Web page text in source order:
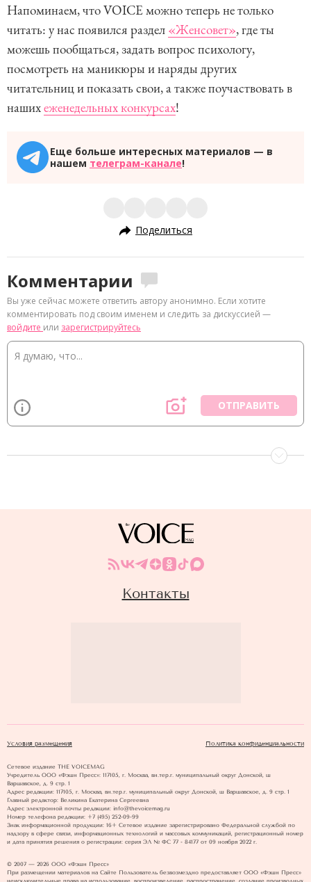
Напоминаем, что VOICE можно теперь не только
читать: у нас появился раздел «Женсовет», где ты
можешь пообщаться, задать вопрос психологу,
посмотреть на маникюры и наряды других
читательниц и показать свои, а также поучаствовать в
нашихеженедельных конкурсах!
Еще больше интересных материалов — в
нашем телеграм-канале!
Поделиться
Комментарии
Вы уже сейчас можете ответить автору анонимно. Если хотите
комментировать под своим именем и следить за дискуссией —
войдите или зарегистрируйтесь
ОТПРАВИТЬ
Контакты
Условия размещения Политика конфиденциальности
Сетевое издание THE VOICEMAG
Учредитель ООО «Фэшн Пресс»: 117105, г. Москва, вн.тер.г. муниципальный округ Донской, ш
Варшавское, д. 9 стр. 1
Адрес редакции: 117105, г. Москва, вн.тер.г. муниципальный округ Донской, ш Варшавское, д. 9 стр. 1
Главный редактор: Великина Екатерина Сергеевна
Адрес электронной почты редакции: info@thevoicemag.ru
Номер телефона редакции: +7 (495) 252-09-99
Знак информационной продукции: 16+ Cетевое издание зарегистрировано Федеральной службой по
надзору в сфере связи, информационных технологий и массовых коммуникаций, регистрационный номер
и дата принятия решения о регистрации: серия ЭЛ № ФС 77 - 84177 от 09 ноября 2022 г.
© 2007 — 2026 ООО «Фэшн Пресс»
При размещении материалов на Сайте Пользователь безвозмездно предоставляет ООО «Фэшн Пресс»